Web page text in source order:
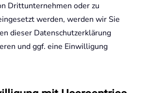
Drittunternehmen oder zu
werden, werden wir Sie
dieser Datenschutzerklärung
und ggf. eine Einwilligung